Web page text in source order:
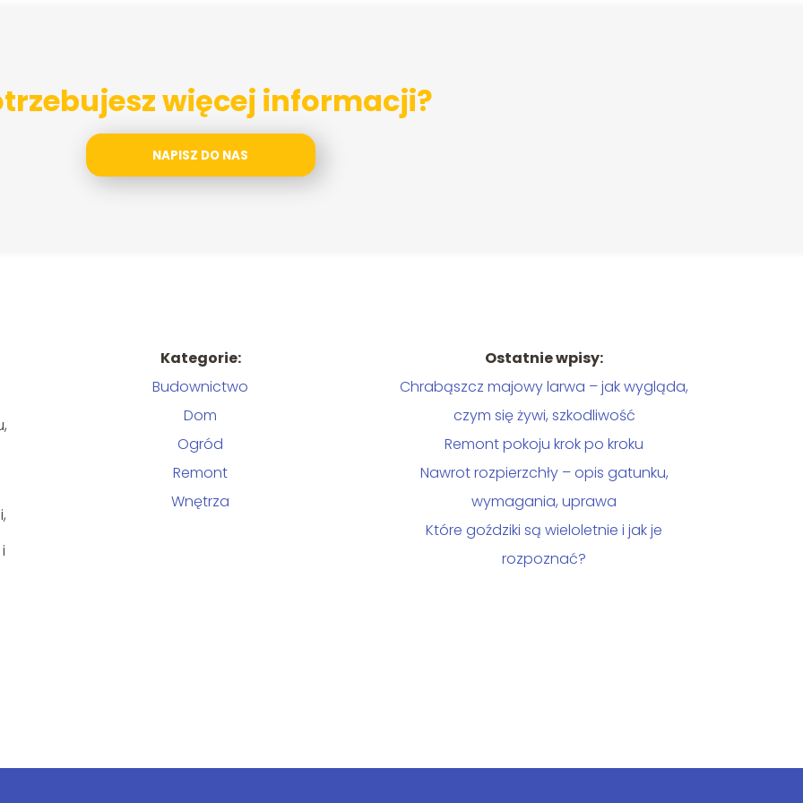
więcej informacji?
NAPISZ DO NAS
Kategorie:
Budownictwo
Dom
Ogród
Remont
Wnętrza
Ostatnie wpisy:
Chrabąszcz majowy larwa – jak wygląda,
czym się żywi, szkodliwość
Remont pokoju krok po kroku
Nawrot rozpierzchły – opis gatunku,
wymagania, uprawa
Które goździki są wieloletnie i jak je
rozpoznać?